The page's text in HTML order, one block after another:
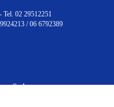
02 29512251
/ 06 6792389
S.r.l.